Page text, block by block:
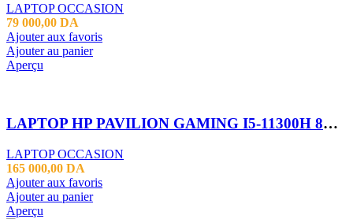
LAPTOP OCCASION
79 000,00 DA
Ajouter aux favoris
Ajouter au panier
Aperçu
LAPTOP HP PAVILION GAMING I5-11300H 8GB 512SSD RTX3050 17.3*
LAPTOP OCCASION
165 000,00 DA
Ajouter aux favoris
Ajouter au panier
Aperçu